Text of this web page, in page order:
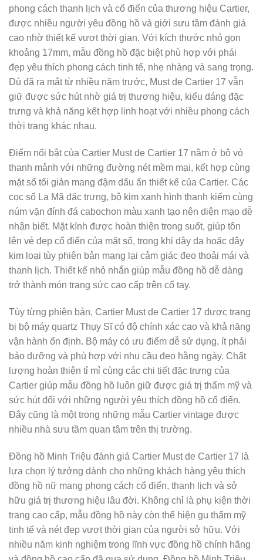
phong cách thanh lịch và cổ điển của thương hiệu Cartier,
được nhiều người yêu đồng hồ và giới sưu tầm đánh giá
cao nhờ thiết kế vượt thời gian. Với kích thước nhỏ gọn
khoảng 17mm, mẫu đồng hồ đặc biệt phù hợp với phái
đẹp yêu thích phong cách tinh tế, nhẹ nhàng và sang trọng.
Dù đã ra mắt từ nhiều năm trước, Must de Cartier 17 vẫn
giữ được sức hút nhờ giá trị thương hiệu, kiểu dáng đặc
trưng và khả năng kết hợp linh hoạt với nhiều phong cách
thời trang khác nhau.
Điểm nổi bật của Cartier Must de Cartier 17 nằm ở bộ vỏ
thanh mảnh với những đường nét mềm mại, kết hợp cùng
mặt số tối giản mang đậm dấu ấn thiết kế của Cartier. Các
cọc số La Mã đặc trưng, bộ kim xanh hình thanh kiếm cùng
núm vặn đính đá cabochon màu xanh tạo nên diện mạo dễ
nhận biết. Mặt kính được hoàn thiện trong suốt, giúp tôn
lên vẻ đẹp cổ điển của mặt số, trong khi dây da hoặc dây
kim loại tùy phiên bản mang lại cảm giác đeo thoải mái và
thanh lịch. Thiết kế nhỏ nhắn giúp mẫu đồng hồ dễ dàng
trở thành món trang sức cao cấp trên cổ tay.
Tùy từng phiên bản, Cartier Must de Cartier 17 được trang
bị bộ máy quartz Thụy Sĩ có độ chính xác cao và khả năng
vận hành ổn định. Bộ máy có ưu điểm dễ sử dụng, ít phải
bảo dưỡng và phù hợp với nhu cầu đeo hằng ngày. Chất
lượng hoàn thiện tỉ mỉ cùng các chi tiết đặc trưng của
Cartier giúp mẫu đồng hồ luôn giữ được giá trị thẩm mỹ và
sức hút đối với những người yêu thích đồng hồ cổ điển.
Đây cũng là một trong những mẫu Cartier vintage được
nhiều nhà sưu tầm quan tâm trên thị trường.
Đồng hồ Minh Triệu đánh giá Cartier Must de Cartier 17 là
lựa chọn lý tưởng dành cho những khách hàng yêu thích
đồng hồ nữ mang phong cách cổ điển, thanh lịch và sở
hữu giá trị thương hiệu lâu đời. Không chỉ là phụ kiện thời
trang cao cấp, mẫu đồng hồ này còn thể hiện gu thẩm mỹ
tinh tế và nét đẹp vượt thời gian của người sở hữu. Với
nhiều năm kinh nghiệm trong lĩnh vực đồng hồ chính hãng